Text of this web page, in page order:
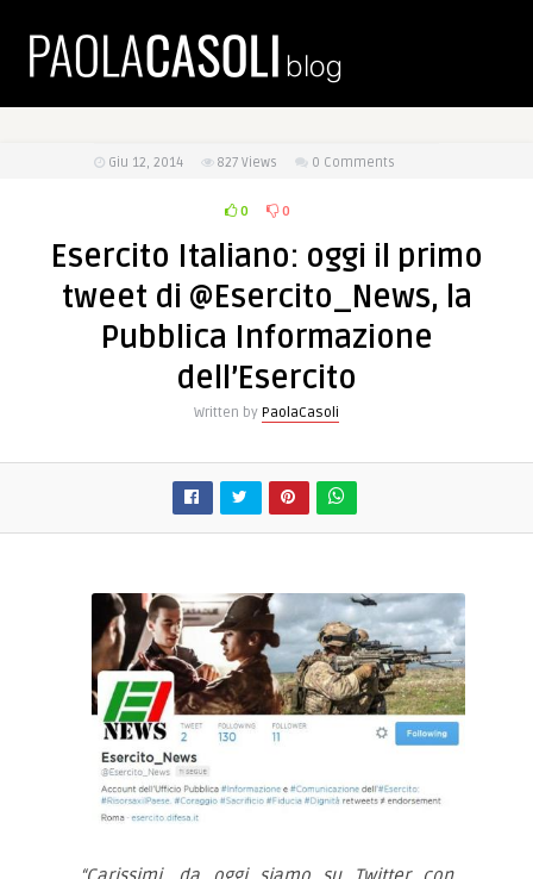
Giu 12, 2014 827 Views 0 Comments
0 0
Esercito Italiano: oggi il primo
tweet di @Esercito_News, la
Pubblica Informazione
dell’Esercito
Written by PaolaCasoli